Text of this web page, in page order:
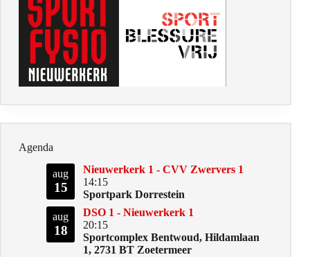
Agenda
aug
15
Nieuwerkerk 1 - CVV Zwervers 1
14:15
Sportpark Dorrestein
aug
18
DSO 1 - Nieuwerkerk 1
20:15
Sportcomplex Bentwoud, Hildamlaan
1, 2731 BT Zoetermeer